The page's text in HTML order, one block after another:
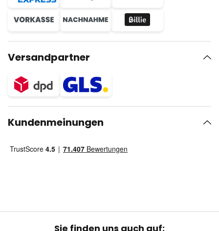
Versandpartner
Kundenmeinungen
Sie finden uns auch auf: